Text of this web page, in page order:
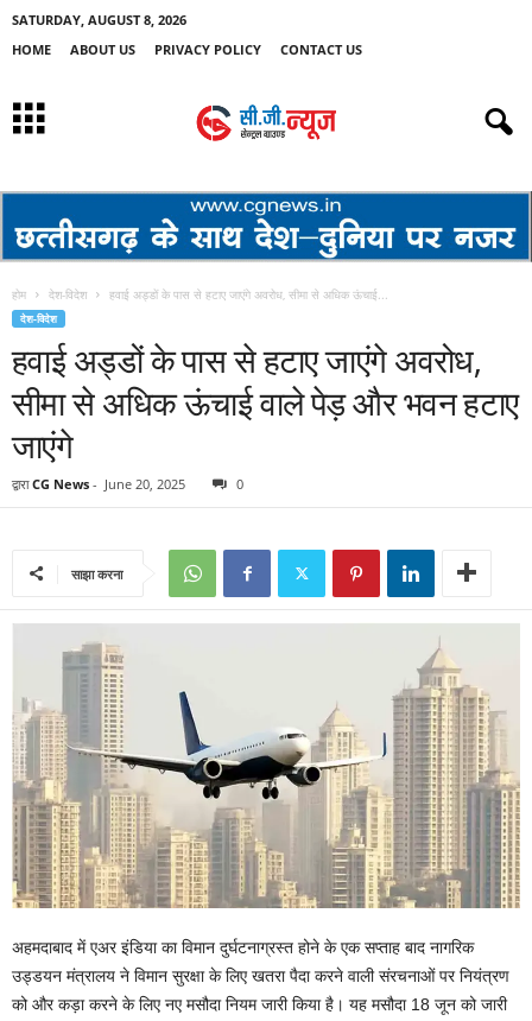
SATURDAY, AUGUST 8, 2026
HOME
ABOUT US PRIVACY POLICY CONTACT US
होम देश-विदेश हवाई अड्डों के पास से हटाए जाएंगे अवरोध, सीमा से अधिक ऊंचाई...
देश-विदेश
हवाई अड्डों के पास से हटाए जाएंगे अवरोध,
सीमा से अधिक ऊंचाई वाले पेड़ और भवन हटाए
जाएंगे
द्वारा CG News - June 20, 2025 0
साझा करना
अहमदाबाद में एअर इंडिया का विमान दुर्घटनाग्रस्त होने के एक सप्ताह बाद नागरिक
उड्डयन मंत्रालय ने विमान सुरक्षा के लिए खतरा पैदा करने वाली संरचनाओं पर नियंत्रण
को और कड़ा करने के लिए नए मसौदा नियम जारी किया है। यह मसौदा 18 जून को जारी